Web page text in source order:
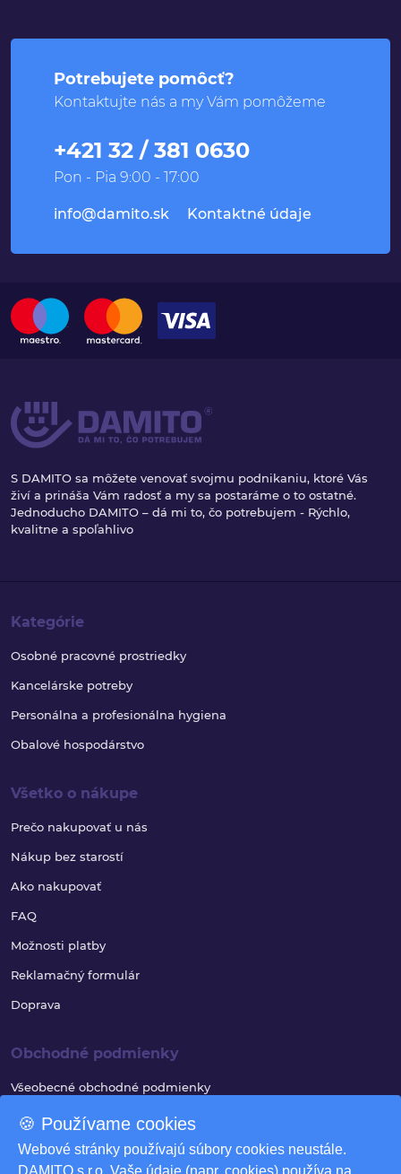
🍪 Používame cookies
Webové stránky používajú súbory cookies neustále.
DAMITO s.r.o. Vaše údaje (napr. cookies) používa na
Potrebujete pomôcť?
Kontaktujte nás a my Vám pomôžeme
+421 32 / 381 0630
Pon - Pia 9:00 - 17:00
info@damito.sk Kontaktné údaje
S DAMITO sa môžete venovať svojmu podnikaniu, ktoré Vás
živí a prináša Vám radosť a my sa postaráme o to ostatné.
Jednoducho DAMITO – dá mi to, čo potrebujem - Rýchlo,
kvalitne a spoľahlivo
Kategórie
Osobné pracovné prostriedky
Kancelárske potreby
Personálna a profesionálna hygiena
Obalové hospodárstvo
Všetko o nákupe
Prečo nakupovať u nás
Nákup bez starostí
Ako nakupovať
FAQ
Možnosti platby
Reklamačný formulár
Doprava
Obchodné podmienky
Všeobecné obchodné podmienky
Reklamačný poriadok
Ochrana osobných údajov